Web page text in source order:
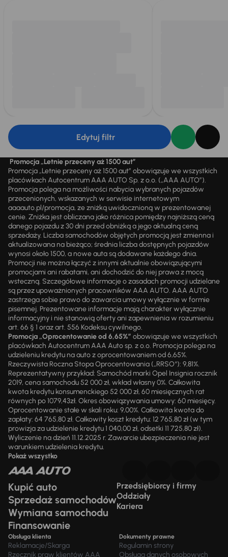
Edytuj filtr
Promocja „Letnie przeceny aż 1500 aut”
Promocja „Letnie przeceny aż 1500 aut” obowiązuje we wszystkich
placówkach Autocentrum AAA AUTO Sp. z o.o. („AAA AUTO”).
Promocja polega na możliwości nabycia wybranych pojazdów
przecenionych, wskazanych w serwisie internetowym
aaaauto.pl/promocja, ze zniżką uwidocznioną w prezentowanej
cenie. Zniżka jest obliczana jako różnica pomiędzy najniższą ceną
danego pojazdu z 30 dni przed obniżką a jego aktualną ceną
sprzedaży. Liczba samochodów objętych promocją jest zmienna i
aktualizowana na bieżąco; średnia liczba dostępnych pojazdów
wynosi około 1500, a nowe auta są dodawane każdego dnia.
Promocji nie można łączyć z innymi aktualnie obowiązującymi
promocjami ani rabatami, ani dochodzić do niej prawa z mocą
wsteczną. Szczegółowe informacje o zasadach promocji udzielane
są przez upoważnionych pracowników AAA AUTO. AAA AUTO
zastrzega sobie prawo do zawarcia umowy wyłącznie w formie
pisemnej. Prezentowane informacje mają charakter wyłącznie
informacyjny i nie stanowią oferty ani zapewnienia w rozumieniu
art. 66 § 1 oraz art. 556 Kodeksu cywilnego.
Promocja „Oprocentowanie od 6,65%” obowiązuje we wszystkich
placówkach Autocentrum AAA Auto sp. z o.o. Promocja polega na
udzieleniu kredytu na auto z oprocentowaniem od 6,65%.
Rzeczywista Roczna Stopa Oprocentowania („RRSO“): 9,81%.
Reprezentatywny przykład: Samochód marki Opel Insignia rocznik
2019, cena samochodu 52 000 zł, wkład własny 0%. Całkowita
kwota kredytu konsumenckiego 52 000 zł, 60 miesięcznych rat
równych po 1079,43zł. Okres obowiązywania umowy: 60 miesięcy.
Oprocentowanie stałe w skali roku: 9,00%. Całkowita kwota do
zapłaty: 64 765,80 zł. Całkowity koszt kredytu: 12 765,80 zł (w tym
prowizja za udzielenie kredytu 1 040,00 zł, odsetki 11 725,80 zł).
Wyliczenie na dzień 11.12.2025 r. Zawarcie ubezpieczenia nie jest
warunkiem udzielenia kredytu.
Pokaż wszystko
Kupić auto
Sprzedaż samochodów
Wymiana samochodu
Finansowanie
Przedsiębiorcy i firmy
Oddziały
Kariera
Obsługa klienta
Reklamacje/Skarga
Rzecznik praw klientów AAA
Dokumenty prawne
Regulamin strony
Obsługa danych osobowych